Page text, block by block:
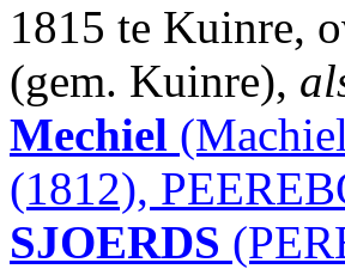
1815 te Kuinre,
(gem. Kuinre),
Mechiel
(1812),
SJOERDS